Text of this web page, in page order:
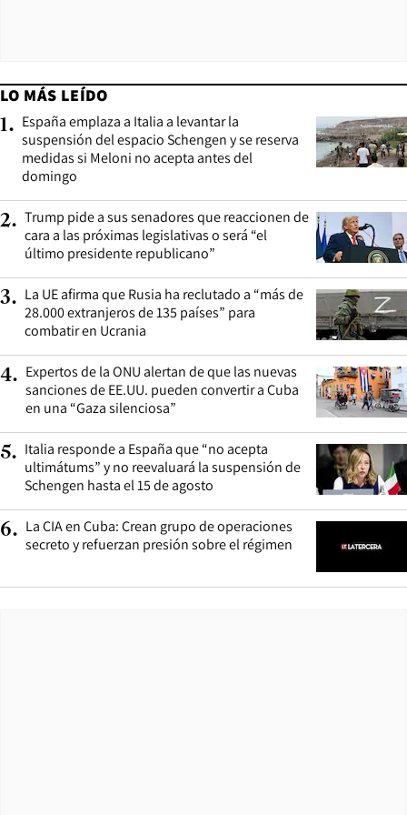
LO MÁS LEÍDO
1. España emplaza a Italia a levantar la
suspensión del espacio Schengen y se reserva
medidas si Meloni no acepta antes del
domingo
2. Trump pide a sus senadores que reaccionen de
cara a las próximas legislativas o será “el
último presidente republicano”
3. La UE afirma que Rusia ha reclutado a “más de
28.000 extranjeros de 135 países” para
combatir en Ucrania
4. Expertos de la ONU alertan de que las nuevas
sanciones de EE.UU. pueden convertir a Cuba
en una “Gaza silenciosa”
5. Italia responde a España que “no acepta
ultimátums” y no reevaluará la suspensión de
Schengen hasta el 15 de agosto
6. La CIA en Cuba: Crean grupo de operaciones
secreto y refuerzan presión sobre el régimen